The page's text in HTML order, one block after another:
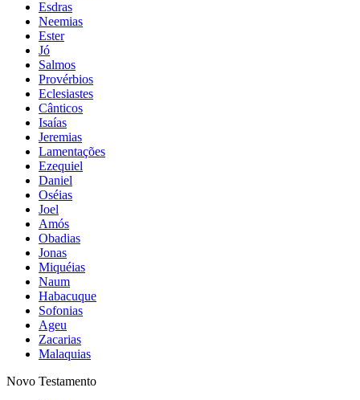
Esdras
Neemias
Ester
Jó
Salmos
Provérbios
Eclesiastes
Cânticos
Isaías
Jeremias
Lamentações
Ezequiel
Daniel
Oséias
Joel
Amós
Obadias
Jonas
Miquéias
Naum
Habacuque
Sofonias
Ageu
Zacarias
Malaquias
Novo Testamento